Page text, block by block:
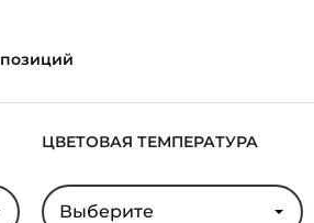
позиций
ЦВЕТОВАЯ ТЕМПЕРАТУРА
Выберите